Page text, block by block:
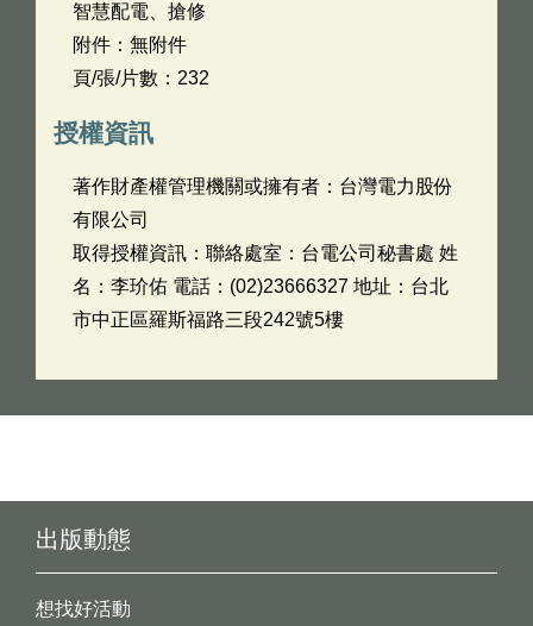
智慧配電、搶修
附件：無附件
頁/張/片數：232
授權資訊
著作財產權管理機關或擁有者：台灣電力股份
有限公司
取得授權資訊：聯絡處室：台電公司秘書處 姓
名：李玠佑 電話：(02)23666327 地址：台北
市中正區羅斯福路三段242號5樓
出版動態
想找好活動